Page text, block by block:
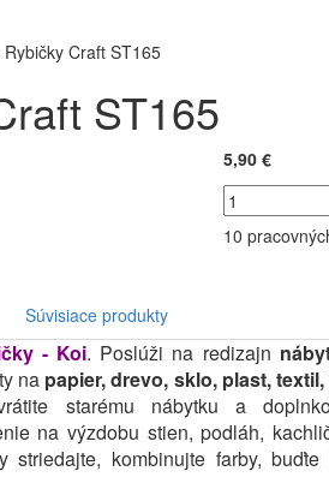
Craft ST165
ST165
5,90 €
10
Súvisiace produkty
- Koi. Poslúži na redizajn
na papier, drevo, sklo, plast,
starému nábytku a
na výzdobu stien, podláh,
striedajte, kombinujte farby,